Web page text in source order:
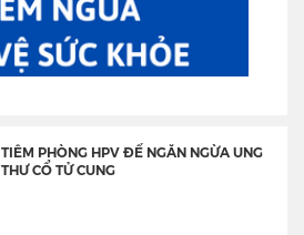
TIÊM PHÒNG HPV ĐỂ NGĂN NGỪA UNG
THƯ CỔ TỬ CUNG